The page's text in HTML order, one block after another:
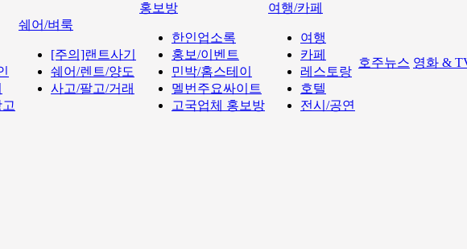
쉐어/벼룩
[주의]랜트사기
쉐어/렌트/양도
사고/팔고/거래
홍보방
한인업소록
홍보/이벤트
민박/홈스테이
멜번주요싸이트
고국업체 홍보방
여행/카페
여행
카페
레스토랑
호텔
전시/공연
호주뉴스 영화 &